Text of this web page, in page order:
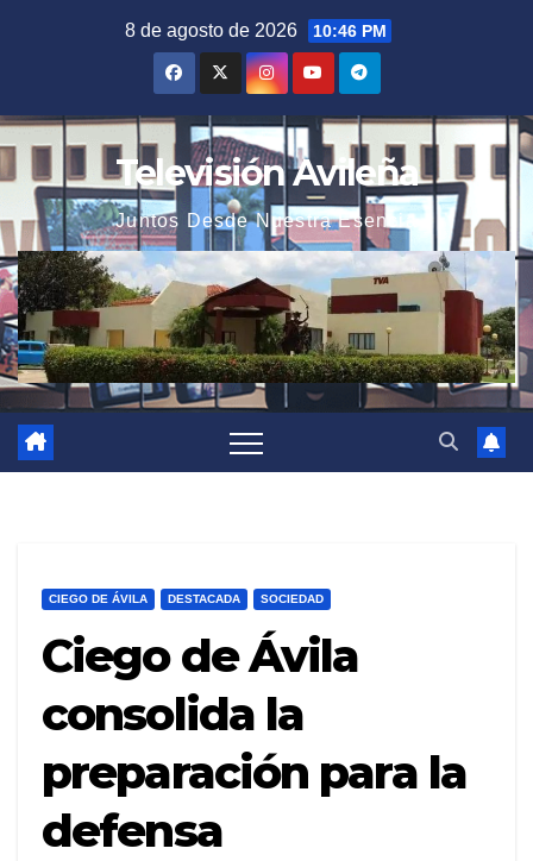
8 de agosto de 2026 10:46 PM
Televisión Avileña
Juntos Desde Nuestra Esencia
CIEGO DE ÁVILA DESTACADA SOCIEDAD
Ciego de Ávila
consolida la
preparación para la
defensa